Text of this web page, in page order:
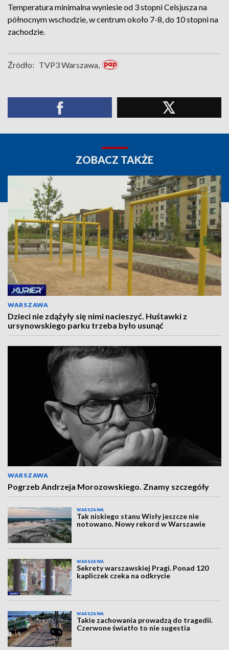
Temperatura minimalna wyniesie od 3 stopni Celsjusza na
północnym wschodzie, w centrum około 7-8, do 10 stopni na
zachodzie.
Źródło: TVP3 Warszawa,
ZOBACZ TAKŻE
WARSZAWA
Dzieci nie zdążyły się nimi nacieszyć. Huśtawki z
ursynowskiego parku trzeba było usunąć
WARSZAWA
Pogrzeb Andrzeja Morozowskiego. Znamy szczegóły
WARSZAWA
Tak niskiego stanu Wisły jeszcze nie
notowano. Nowy rekord w Warszawie
WARSZAWA
Sekrety warszawskiej Pragi. Ponad 120
kapliczek czeka na odkrycie
WARSZAWA
Takie zachowania prowadzą do tragedii.
Czerwone światło to nie sugestia